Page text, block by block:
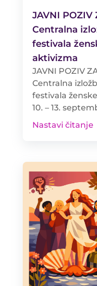
JAVNI POZIV
Centralna
festivala
aktivizma
JAVNI POZIV
Centralna
festivala
10. – 13.
Nastavi čitanje